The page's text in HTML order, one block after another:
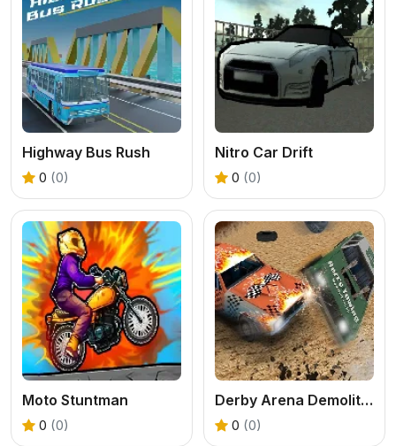
Highway Bus Rush
0 (0)
Nitro Car Drift
0 (0)
Moto Stuntman
0 (0)
Derby Arena Demolition 2022
0 (0)